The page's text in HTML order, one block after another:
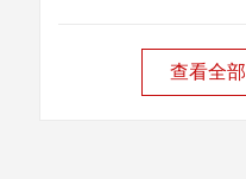
查看全部